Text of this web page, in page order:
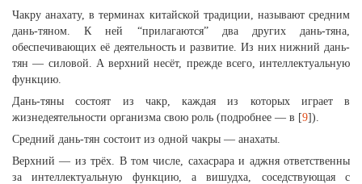
Чакру анахату, в терминах китайской традиции, называют средним
дань-тяном. К ней “прилагаются” два других дань-тяна,
обеспечивающих её деятельность и развитие. Из них нижний дань-
тян — силовой. А верхний несёт, прежде всего, интеллектуальную
функцию.
Дань-тяны состоят из чакр, каждая из которых играет в
жизнедеятельности организма свою роль (подробнее — в [9]).
Средний дань-тян состоит из одной чакры — анахаты.
Верхний — из трёх. В том числе, сахасрара и аджня ответственны
за интеллектуальную функцию, а вишудха, соседствующая с